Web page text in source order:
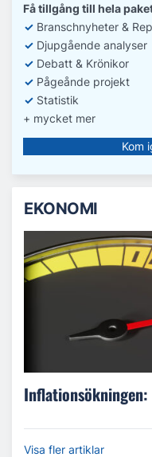
Få tillgång till hela
✓ Branschnyheter &
✓ Djupgående analyser
✓ Debatt & Krönikor
✓ Pågeånde projekt
✓ Statistik
+ mycket mer
Kom
EKONOMI
Inflationsökningen:
Visa fler artiklar